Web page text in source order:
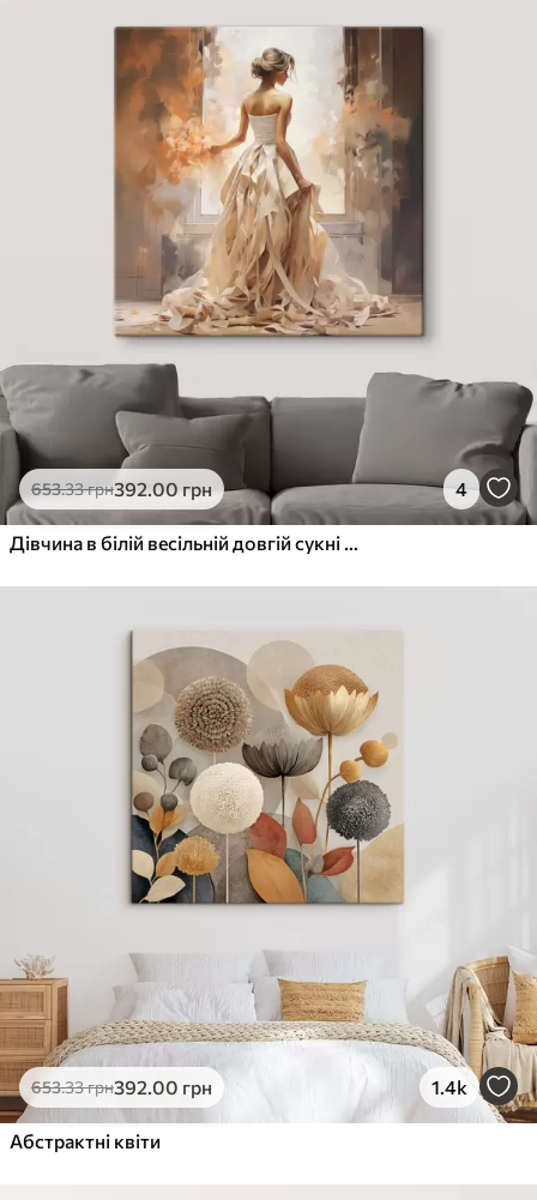
Яскраві, насичені кольори
Стійкість до вицвітання
Безпечне чорнило без запаху
Поверхня з текстурою полотна
Екологічний матеріал
грн
Яскраві, насичені кольори
Стійкість до вицвітання
Безпечне чорнило без запаху
✓ Поверхня з текстурою полотна
✗ Екологічний матеріал
Еко-Преміум
Від .00грн
✓Яскраві, насичені кольори
Поверхня з текстурою полотна
Екологічний матеріал
653.33грн392.00 грн 4
Дівчина в білій весільній довгій сукні стоїть біля вікна серед вогню, малюючи ручною роботою
653.33грн392.00 грн 1.4k
Абстрактні квіти